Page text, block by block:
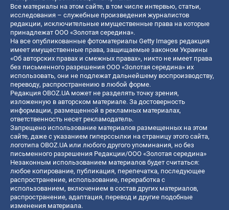
Все материалы на этом сайте, в том числе интервью, статьи,
исследования – служебные произведения журналистов
редакции, исключительные имущественные права на которые
принадлежат ООО «Золотая середина».
На все опубликованные фотоматериалы Getty Images редакция
имеет имущественные права, защищаемые законом Украины
«Об авторских правах и смежных правах», никто не имеет права
без письменного разрешения ООО «Золотая середина» их
использовать, они не подлежат дальнейшему воспроизводству,
переводу, распространению в любой форме.
Редакция OBOZ.UA может не разделять точку зрения,
изложенную в авторском материале. За достоверность
информации, размещенной в рекламных материалах,
ответственность несет рекламодатель.
Запрещено использование материалов размещенных на этом
сайте, даже с указанием гиперссылки на страницу этого сайта,
логотипа OBOZ.UA или любого другого упоминания, но без
письменного разрешения Редакции/ООО «Золотая середина»
Незаконным использованием материалов будет считаться:
любое копирование, публикация, перепечатка, последующее
распространение, использование, переработка с
использованием, включением в состав других материалов,
распространение, адаптация, перевод и другие подобные
изменения материала.